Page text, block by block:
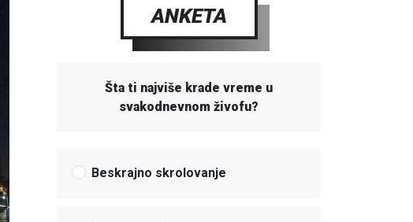
ANKETA
Šta ti najviše krade vreme u
svakodnevnom živofu?
Beskrajno skrolovanje